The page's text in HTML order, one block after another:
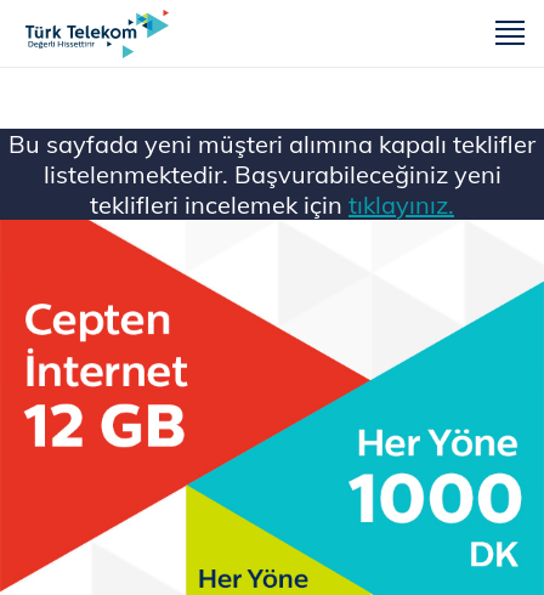
Bu sayfada yeni müşteri alımına kapalı teklifler
listelenmektedir. Başvurabileceğiniz yeni
teklifleri incelemek için tıklayınız.